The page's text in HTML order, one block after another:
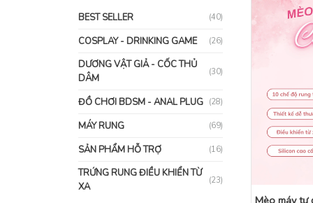
BEST SELLER (40)
COSPLAY - DRINKING GAME (26)
DƯƠNG VẬT GIẢ - CỐC THỦ
DÂM
(30)
ĐỒ CHƠI BDSM - ANAL PLUG (28)
MÁY RUNG (69)
SẢN PHẨM HỖ TRỢ (16)
TRỨNG RUNG ĐIỀU KHIỂN TỪ
XA
(23)
Mèo máy tự